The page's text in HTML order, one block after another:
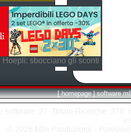
Hoepli: sbocciano gli sconti
[ homepage | software